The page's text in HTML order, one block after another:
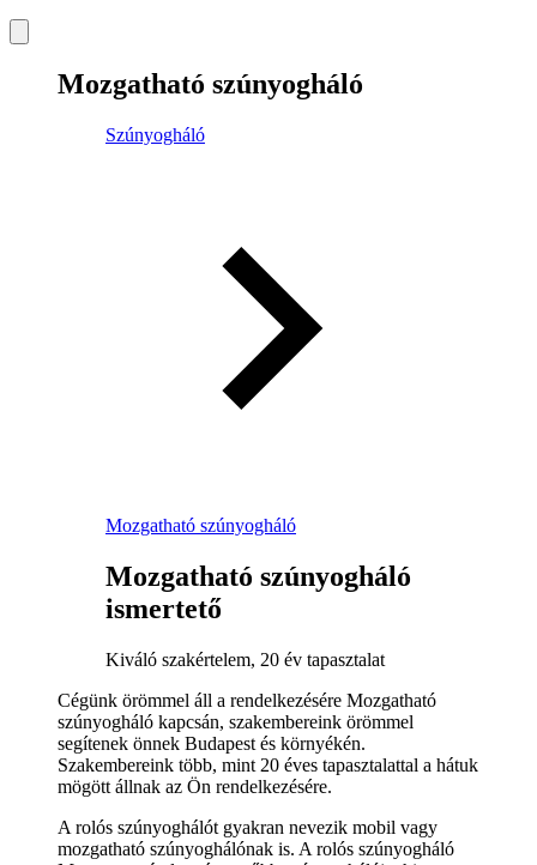
Mozgatható szúnyogháló
Szúnyogháló
Mozgatható szúnyogháló
Mozgatható szúnyogháló
ismertető
Kiváló szakértelem, 20 év tapasztalat
Cégünk örömmel áll a rendelkezésére Mozgatható
szúnyogháló kapcsán, szakembereink örömmel
segítenek önnek Budapest és környékén.
Szakembereink több, mint 20 éves tapasztalattal a hátuk
mögött állnak az Ön rendelkezésére.
A rolós szúnyoghálót gyakran nevezik mobil vagy
mozgatható szúnyoghálónak is. A rolós szúnyogháló